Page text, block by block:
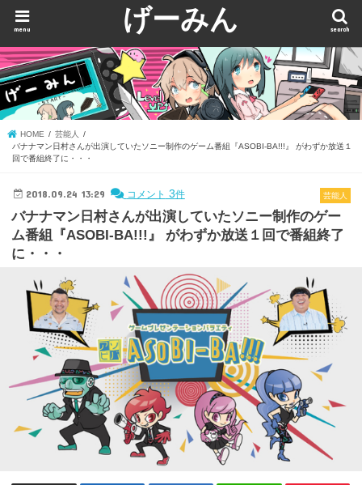
げーみん search
menu
HOME
芸能人
バナナマン日村さんが出演していたソニー制作のゲーム番組『ASOBI-BA!!!』 がわずか放送１
回で番組終了に・・・
芸能人
2018.09.24 13:29 コメント 3件
バナナマン日村さんが出演していたソニー制作のゲー
ム番組『ASOBI-BA!!!』 がわずか放送１回で番組終了
に・・・